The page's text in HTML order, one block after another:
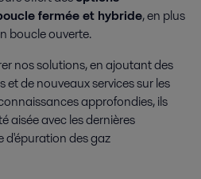
fermée et hybride, en plus
boucle ouverte.
nos solutions, en ajoutant des
de nouveaux services sur les
approfondies, ils
aisée avec les dernières
d'épuration des gaz